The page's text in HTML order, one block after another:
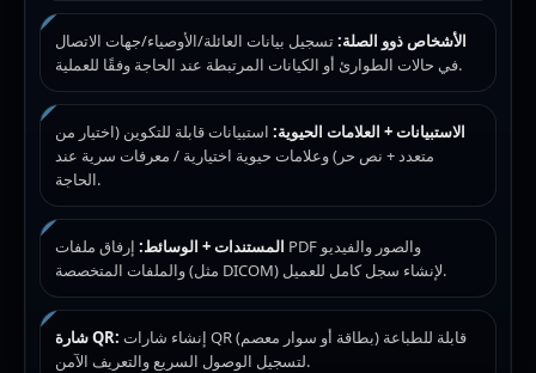
الأشخاص ذوو الصلة:تسجيل بيانات العائلة/الأوصياء/جهات الاتصال
في حالات الطوارئ أو الكيانات المرتبطة عند الحاجة وفقًا للعملية.
الاستبيانات + العلامات الحيوية: استبيانات قابلة للتكوين (اختيار من
متعدد + نص حر) وعلامات حيوية اختيارية / معرفات سرية عند
الحاجة.
المستندات + الوسائط: إرفاق ملفات PDF والصور والفيديو
والملفات المتخصصة (مثل DICOM) لإنشاء سجل كامل للعميل.
شارة QR:
لتسجيل الوصول السريع والتعريف الآمن.